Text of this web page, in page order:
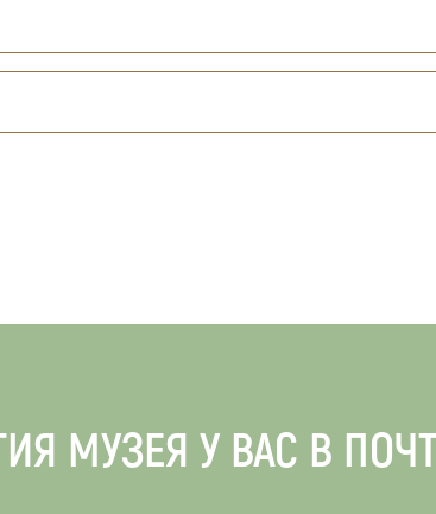
МУЗЕЯ У ВАС В